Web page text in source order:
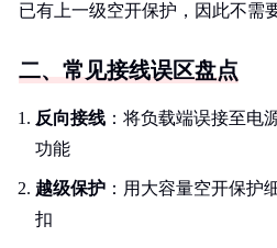
已有上一级空开保护，因此不需
二、常见接线误区盘点
反向接线 ：将负载端误接至电
功能
越级保护 ：用大容量空开保护
扣